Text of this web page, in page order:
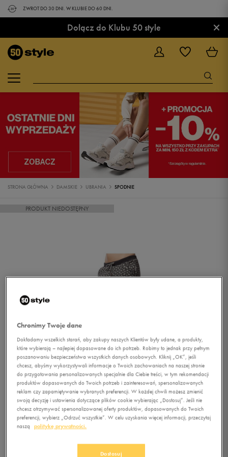
ZWROT DO 30 DNI. W KLUBIE DO 60 DNI.
Dołącz do Klubu 50 style ×
STRONA GŁÓWNA DAMSKIE UBRANIA SPODNIE
PRODUKT NIEDOSTĘPNY
1/3
Chronimy Twoje dane
Dokładamy wszelkich starań, aby zakupy naszych Klientów były udane, a produkty,
które wybierają – najlepiej dopasowane do ich potrzeb. Robimy to jednak przy pełnym
poszanowaniu bezpieczeństwa wszystkich danych osobowych. Kliknij „OK”, jeśli
chcesz, abyśmy wykorzystywali informacje o Twoich zachowaniach na naszej stronie
do przygotowania personalizowanych specjalnie dla Ciebie treści, w tym rekomendacji
produktów dopasowanych do Twoich potrzeb i zainteresowań, spersonalizowanych
reklam czy zapamiętywanie wybranych preferencji. W każdej chwili możesz zmienić
swoją decyzję i ustawienia dotyczące plików cookie wybierając „Dostosuj”. Jeśli nie
chcesz otrzymywać spersonalizowanej oferty produktów, dopasowanych do Twoich
preferencji, wybierz „Odrzuć wszystkie”. W celu uzyskania więcej informacji, przeczytaj
naszą
politykę prywatności.
Dostosuj